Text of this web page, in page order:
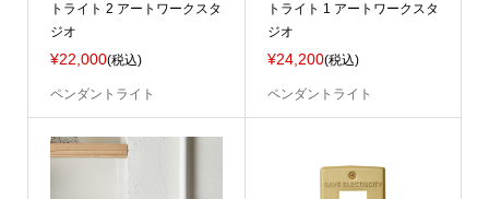
トライト 2 アートワークスタ
ジオ
¥22,000(税込)
ペンダントライト
トライト 1 アートワークスタ
ジオ
¥24,200(税込)
ペンダントライト